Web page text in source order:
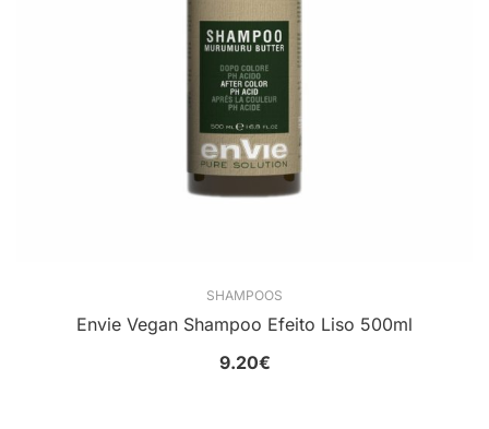
SHAMPOOS
Envie Vegan Shampoo Efeito Liso 500ml
9.20€